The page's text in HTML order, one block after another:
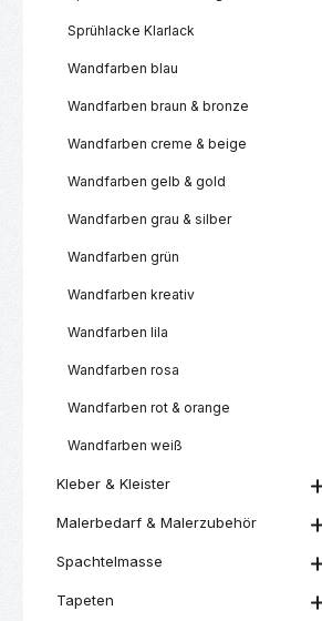
Sprühlacke Klarlack
Wandfarben blau
Wandfarben braun & bronze
Wandfarben creme & beige
Wandfarben gelb & gold
Wandfarben grau & silber
Wandfarben grün
Wandfarben kreativ
Wandfarben lila
Wandfarben rosa
Wandfarben rot & orange
Wandfarben weiß
Kleber & Kleister
Malerbedarf & Malerzubehör
Spachtelmasse
Tapeten